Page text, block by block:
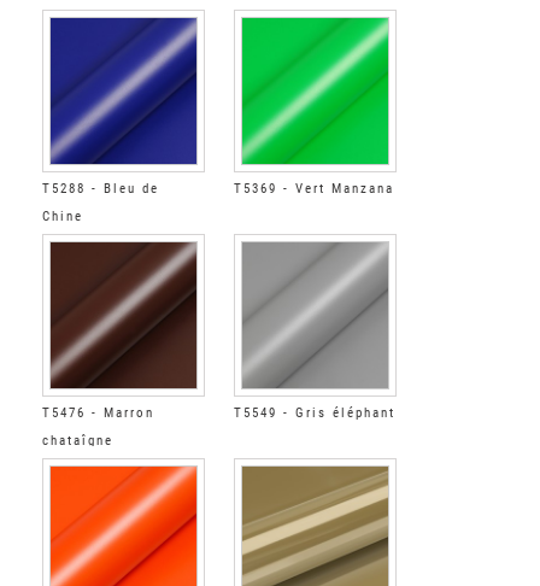
T5288 - Bleu de
Chine
T5369 - Vert Manzana
T5476 - Marron
chataîgne
T5549 - Gris éléphant